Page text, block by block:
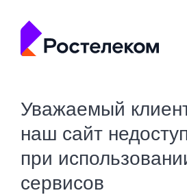
Уважаемый
наш сайт
при
сервисов